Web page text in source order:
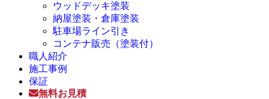
ウッドデッキ塗装
納屋塗装・倉庫塗装
駐車場ライン引き
コンテナ販売（塗装付）
職人紹介
施工事例
保証
無料お見積